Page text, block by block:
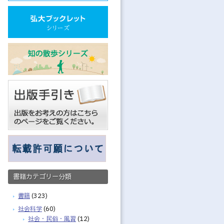
書籍カテゴリー分類
書籍 (323)
社会科学 (60)
社会・民俗・風習 (12)